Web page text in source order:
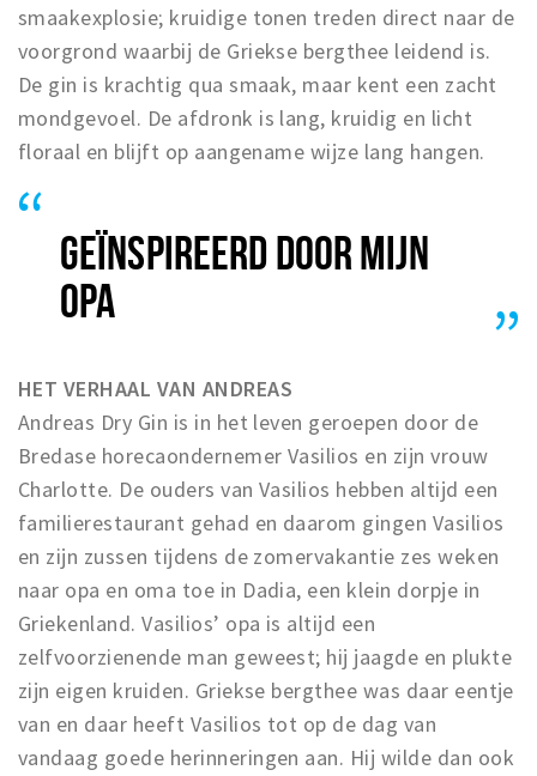
smaakexplosie; kruidige tonen treden direct naar de
voorgrond waarbij de Griekse bergthee leidend is.
De gin is krachtig qua smaak, maar kent een zacht
mondgevoel. De afdronk is lang, kruidig en licht
floraal en blijft op aangename wijze lang hangen.
GEÏNSPIREERD DOOR MIJN
OPA
HET VERHAAL VAN ANDREAS
Andreas Dry Gin is in het leven geroepen door de
Bredase horecaondernemer Vasilios en zijn vrouw
Charlotte. De ouders van Vasilios hebben altijd een
familierestaurant gehad en daarom gingen Vasilios
en zijn zussen tijdens de zomervakantie zes weken
naar opa en oma toe in Dadia, een klein dorpje in
Griekenland. Vasilios’ opa is altijd een
zelfvoorzienende man geweest; hij jaagde en plukte
zijn eigen kruiden. Griekse bergthee was daar eentje
van en daar heeft Vasilios tot op de dag van
vandaag goede herinneringen aan. Hij wilde dan ook